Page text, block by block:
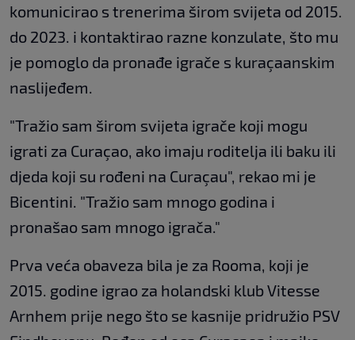
komunicirao s trenerima širom svijeta od 2015.
do 2023. i kontaktirao razne konzulate, što mu
je pomoglo da pronađe igrače s kuraçaanskim
naslijeđem.
"Tražio sam širom svijeta igrače koji mogu
igrati za Curaçao, ako imaju roditelja ili baku ili
djeda koji su rođeni na Curaçau", rekao mi je
Bicentini. "Tražio sam mnogo godina i
pronašao sam mnogo igrača."
Prva veća obaveza bila je za Rooma, koji je
2015. godine igrao za holandski klub Vitesse
Arnhem prije nego što se kasnije pridružio PSV